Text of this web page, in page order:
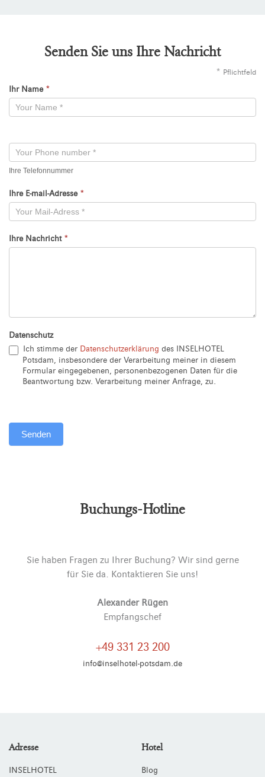
Senden Sie uns Ihre Nachricht
* Pflichtfeld
Kontaktformular
-
Ihr Name *
Ihre Telefonnummer
Ihre E-mail-Adresse *
Ihre Nachricht *
Datenschutz
Ich stimme der Datenschutzerklärung des INSELHOTEL
Potsdam, insbesondere der Verarbeitung meiner in diesem
Formular eingegebenen, personenbezogenen Daten für die
Beantwortung bzw. Verarbeitung meiner Anfrage, zu.
Senden
Buchungs-Hotline
Sie haben Fragen zu Ihrer Buchung? Wir sind gerne
für Sie da. Kontaktieren Sie uns!
Alexander Rügen
Empfangschef
+49 331 23 200
info@inselhotel-potsdam.de
Adresse
INSELHOTEL
Hotel
Blog